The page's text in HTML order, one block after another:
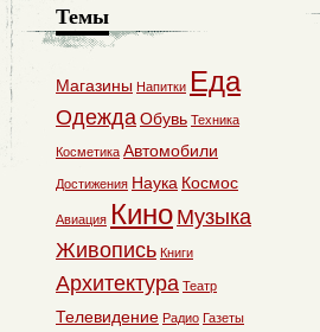
Темы
Магазины Напитки Еда
ОдеждаОбувь Техника
Косметика Автомобили
Достижения Наука Космос
Авиация Кино Музыка
Живопись Книги
Архитектура Театр
Телевидение Радио Газеты